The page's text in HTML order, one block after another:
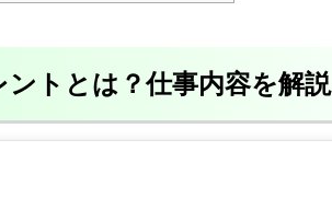
ントとは？仕事内容を解説